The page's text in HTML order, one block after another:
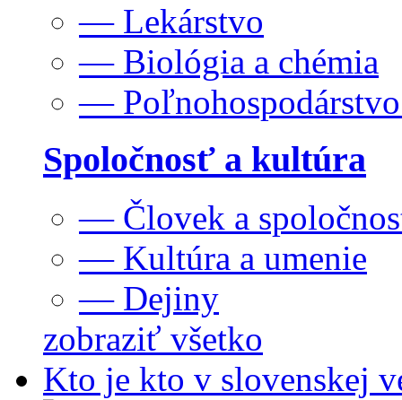
— Lekárstvo
— Biológia a chémia
—
Spoločnosť a kultúra
— Človek a
— Kultúra a umenie
— Dejiny
zobraziť všetko
Kto je kto v slovenskej